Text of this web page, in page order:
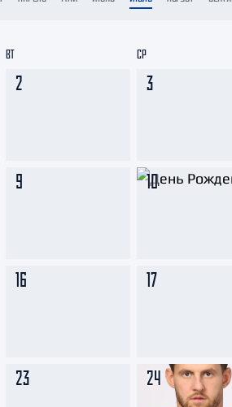
ЦСКА
Шанхайские Драконы
2 3
9 10
16 17
23 24
ВТ СР